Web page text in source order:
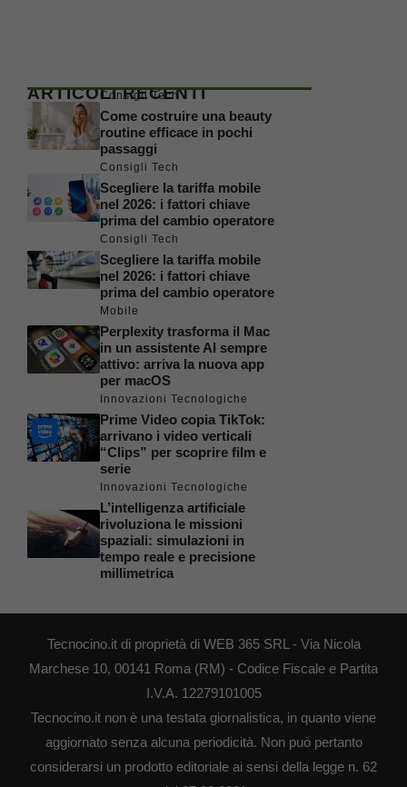
ARTICOLI RECENTI
Consigli Tech
Come costruire una beauty
routine efficace in pochi
passaggi
Consigli Tech
Scegliere la tariffa mobile
nel 2026: i fattori chiave
prima del cambio operatore
Consigli Tech
Scegliere la tariffa mobile
nel 2026: i fattori chiave
prima del cambio operatore
Mobile
Perplexity trasforma il Mac
in un assistente AI sempre
attivo: arriva la nuova app
per macOS
Innovazioni Tecnologiche
Prime Video copia TikTok:
arrivano i video verticali
“Clips” per scoprire film e
serie
Innovazioni Tecnologiche
L’intelligenza artificiale
rivoluziona le missioni
spaziali: simulazioni in
tempo reale e precisione
millimetrica
Tecnocino.it di proprietà di WEB 365 SRL - Via Nicola
Marchese 10, 00141 Roma (RM) - Codice Fiscale e Partita
I.V.A. 12279101005
Tecnocino.it non è una testata giornalistica, in quanto viene
aggiornato senza alcuna periodicità. Non può pertanto
considerarsi un prodotto editoriale ai sensi della legge n. 62